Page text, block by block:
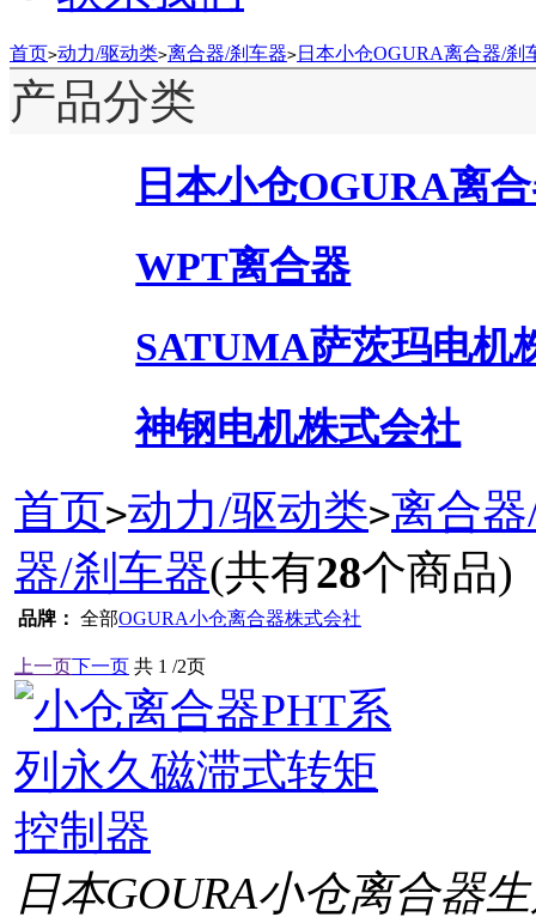
首页>动力/驱动类>离合器/刹车器> 日本小仓OGURA离合器/刹
产品分类
日本小仓OGURA离
WPT离合器
SATUMA萨茨玛电机
神钢电机株式会社
首页>动力/驱动类>离合
器/刹车器(共有28个商品)
品牌： 全部OGURA小仓离合器株式会社
上一页下一页 共 1 /2页
日本GOURA小仓离合器